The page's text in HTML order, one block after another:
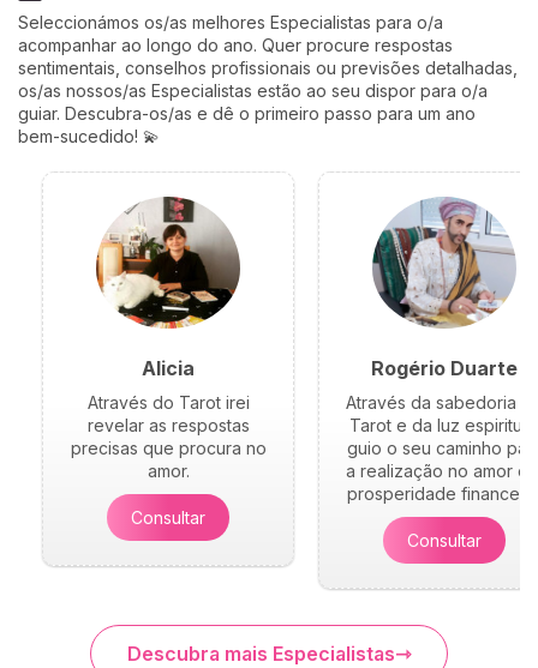
Seleccionámos os/as melhores Especialistas para o/a
acompanhar ao longo do ano. Quer procure respostas
sentimentais, conselhos profissionais ou previsões detalhadas,
os/as nossos/as Especialistas estão ao seu dispor para o/a
guiar. Descubra-os/as e dê o primeiro passo para um ano
bem-sucedido! 💫
Alicia
Através do Tarot irei
revelar as respostas
precisas que procura no
amor.
Consultar
Rogério Duarte
Através da sabedoria
Tarot e da luz
guio o seu caminho
a realização no amor e
prosperidade
Consultar
Descubra mais Especialistas